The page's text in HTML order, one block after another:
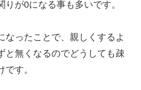
が0になる事も多いです。
なったことで、 親しくするよ
と無くなるのでどうしても疎
す。